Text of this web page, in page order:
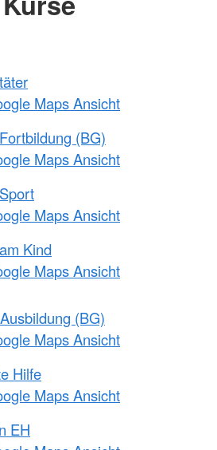
Maps Ansicht
(BG)
Maps Ansicht
Maps Ansicht
Kind
Maps Ansicht
(BG)
Maps Ansicht
Hilfe
Maps Ansicht
EH